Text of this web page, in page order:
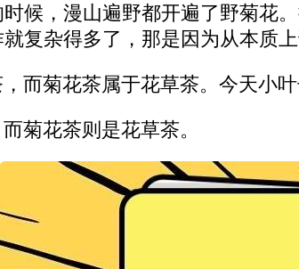
候，漫山遍野都开遍了野菊花
复杂得多了，那是因为从本质上
而菊花茶属于花草茶。今天小
菊花茶则是花草茶。